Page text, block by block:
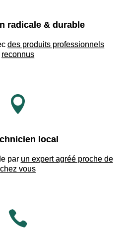
radicale & durable
des produits professionnels
reconnus

local
par un expert agréé proche de
chez vous
